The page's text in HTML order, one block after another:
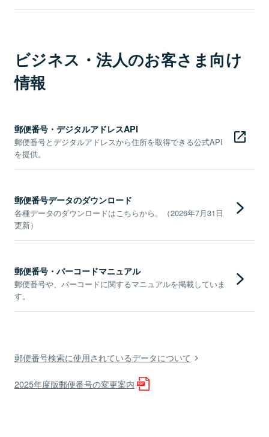
ビジネス・法人のお客さま向け
情報
郵便番号・デジタルアドレスAPI
郵便番号とデジタルアドレスから住所を取得できる公式API
を提供。
郵便番号データのダウンロード
各種データのダウンロードはこちらから。（2026年7月31日
更新）
郵便番号・バーコードマニュアル
郵便番号や、バーコードに関するマニュアルを掲載していま
す。
郵便番号検索に使用されているデータについて
2025年度版郵便番号の変更案内